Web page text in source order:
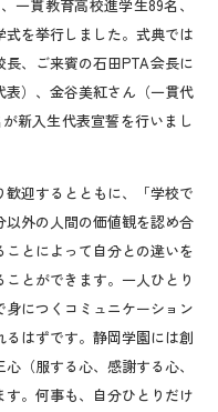
一貫教育高校進学生89名、
を挙行しました。式典では
、ご来賓の石田PTA会長に
）、金谷美紅さん（一貫代
新入生代表宣誓を行いまし
迎するとともに、「学校で
外の人間の価値観を認め合
とによって自分との違いを
とができます。一人ひとり
につくコミュニケーション
はずです。静岡学園には創
（服する心、感謝する心、
。何事も、自分ひとりだけ